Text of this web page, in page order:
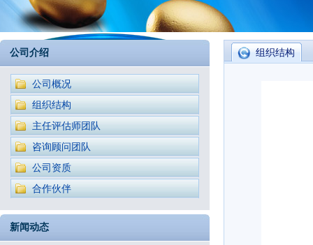
组织结构
公司介绍
公司概况
组织结构
主任评估师团队
咨询顾问团队
公司资质
合作伙伴
新闻动态